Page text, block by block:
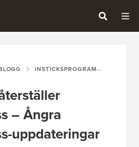
INSTICKSPROGRAM
– Ångra
uppdateringar